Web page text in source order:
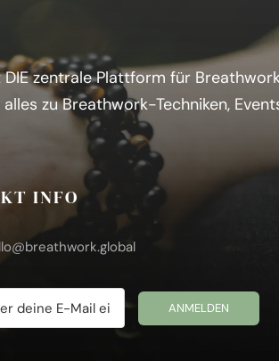
zentrale Plattform für
zu Breathwork-Techniken,
INFO
ANMELDEN